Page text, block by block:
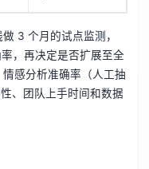
3 个月的试点监测，
，再决定是否扩展至全
感分析准确率（人工抽
、团队上手时间和数据